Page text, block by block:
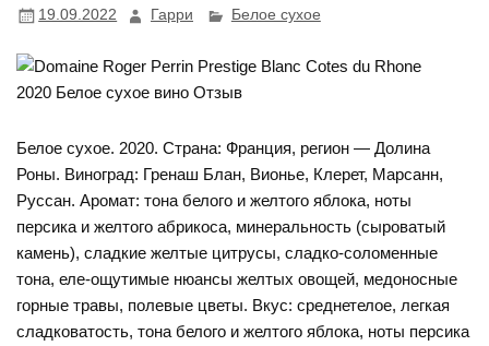
19.09.2022 Гарри Белое сухое
Белое сухое. 2020. Страна: Франция, регион — Долина
Роны. Виноград: Гренаш Блан, Вионье, Клерет, Марсанн,
Руссан. Аромат: тона белого и желтого яблока, ноты
персика и желтого абрикоса, минеральность (сыроватый
камень), сладкие желтые цитрусы, сладко-соломенные
тона, еле-ощутимые нюансы желтых овощей, медоносные
горные травы, полевые цветы. Вкус: среднетелое, легкая
сладковатость, тона белого и желтого яблока, ноты персика